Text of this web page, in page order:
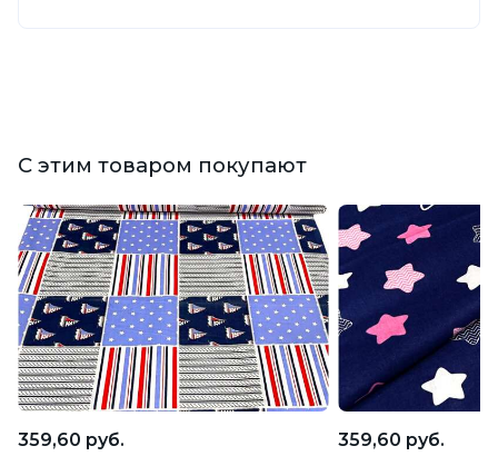
С этим товаром покупают
359,60 руб. 359,60 руб.